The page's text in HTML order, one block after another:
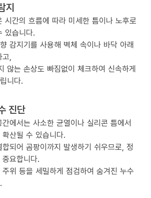
지
시간의 흐름에 따라 미세한 틈이나 노후로
있습니다.
감지기를 사용해 벽체 속이나 바닥 아래
,
않는 손상도 빠짐없이 체크하여 신속하게
니다.
진단
에서는 사소한 균열이나 실리콘 틈에서
산될 수 있습니다.
되어 곰팡이까지 발생하기 쉬우므로, 정
요합니다.
위 등을 세밀하게 점검하여 숨겨진 누수